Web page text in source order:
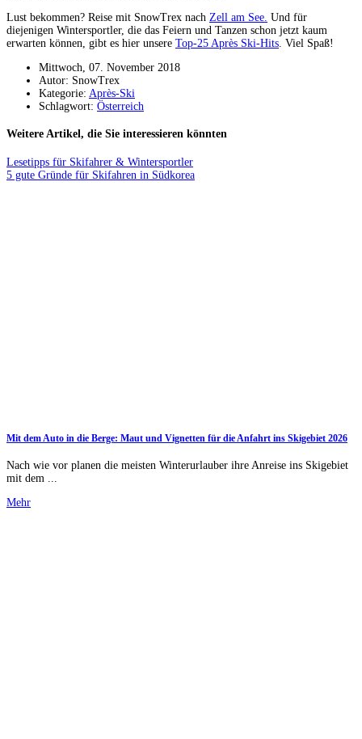
Lust bekommen? Reise mit SnowTrex nach Zell am See. Und für
diejenigen Wintersportler, die das Feiern und Tanzen schon jetzt kaum
erwarten können, gibt es hier unsere Top-25 Après Ski-Hits . Viel Spaß!
Mittwoch, 07. November 2018
Autor: SnowTrex
Kategorie: Après-Ski
Schlagwort: Österreich
Weitere Artikel, die Sie interessieren könnten
Lesetipps für Skifahrer & Wintersportler
5 gute Gründe für Skifahren in Südkorea
Mit dem Auto in die Berge: Maut und Vignetten für die Anfahrt ins Skigebiet 2026
Nach wie vor planen die meisten Winterurlauber ihre Anreise ins Skigebiet
mit dem ...
Mehr